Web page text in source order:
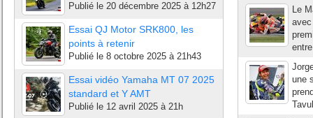
Publié le 20 décembre 2025 à 12h27
Essai QJ Motor SRK800, les
points à retenir
Publié le 8 octobre 2025 à 21h43
Essai vidéo Yamaha MT 07 2025
standard et Y AMT
Publié le 12 avril 2025 à 21h
Le
une